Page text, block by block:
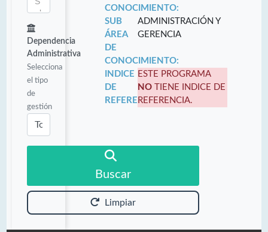
Dependencia
Administrativa
Selecciona
el tipo
de
gestión
Buscar
Limpiar
CONOCIMIENTO:
SUB
ÁREA
DE
CONOCIMIENTO:
ADMINISTRACIÓN Y
GERENCIA
INDICE
DE
REFERENCIA:
ESTE PROGRAMA
NO TIENE INDICE DE
REFERENCIA.